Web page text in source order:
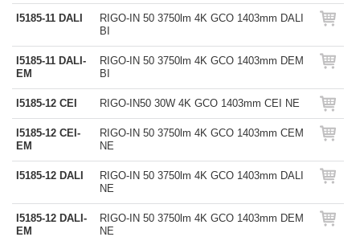
I5185-11 DALI
RIGO-IN 50 3750lm 4K GCO 1403mm DALI
BI
I5185-11 DALI-
EM
RIGO-IN 50 3750lm 4K GCO 1403mm DEM
BI
I5185-12 CEI RIGO-IN50 30W 4K GCO 1403mm CEI NE
I5185-12 CEI-
EM
RIGO-IN 50 3750lm 4K GCO 1403mm CEM
NE
I5185-12 DALI
RIGO-IN 50 3750lm 4K GCO 1403mm DALI
NE
I5185-12 DALI-
EM
RIGO-IN 50 3750lm 4K GCO 1403mm DEM
NE